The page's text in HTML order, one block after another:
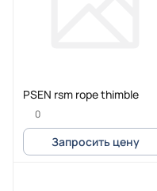
PSEN rsm rope thimble
0
Запросить цену